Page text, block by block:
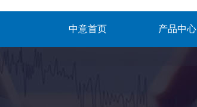
中意首页 产品中心